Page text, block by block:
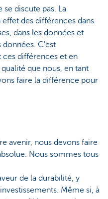
se discute pas. La
des différences dans
dans les données et
données. C'est
ces différences et en
que nous, en tant
faire la différence pour
avenir, nous devons faire
Nous sommes tous
de la durabilité, y
Même si, à